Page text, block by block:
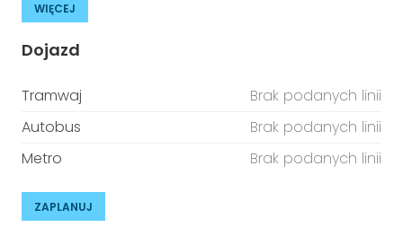
WIĘCEJ
Dojazd
Tramwaj
Brak podanych linii
Autobus
Brak podanych linii
Metro
Brak podanych linii
ZAPLANUJ